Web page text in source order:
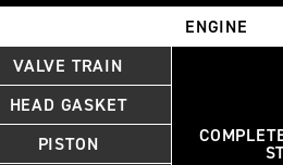
ENGINE
VALVE TRAIN
HEAD GASKET
PISTON